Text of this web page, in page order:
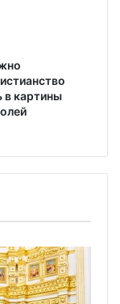
в картины